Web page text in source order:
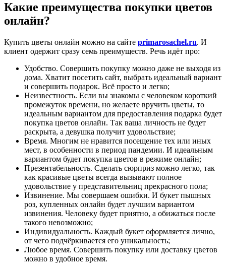
Какие преимущества покупки цветов
онлайн?
Купить цветы онлайн можно на сайте primarosachel.ru. И
клиент одержит сразу семь преимуществ. Речь идёт про:
Удобство. Совершить покупку можно даже не выходя из
дома. Хватит посетить сайт, выбрать идеальный вариант
и совершить подарок. Всё просто и легко;
Неизвестность. Если вы знакомы с человеком короткий
промежуток времени, но желаете вручить цветы, то
идеальным вариантом для предоставления подарка будет
покупка цветов онлайн. Так ваша личность не будет
раскрыта, а девушка получит удовольствие;
Время. Многим не нравится посещение тех или иных
мест, в особенности в период пандемии. И идеальным
вариантом будет покупка цветов в режиме онлайн;
Презентабельность. Сделать сюрприз можно легко, так
как красивые цветы всегда вызывают полное
удовольствие у представительниц прекрасного пола;
Извинение. Мы совершаем ошибки. И букет пышных
роз, купленных онлайн будет лучшим вариантом
извинения. Человеку будет приятно, а обижаться после
такого невозможно;
Индивидуальность. Каждый букет оформляется лично,
от чего подчёркивается его уникальность;
Любое время. Совершить покупку или доставку цветов
можно в удобное время.